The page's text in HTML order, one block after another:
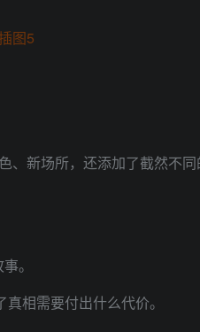
、新场所，还添加了截然不
。
相需要付出什么代价。